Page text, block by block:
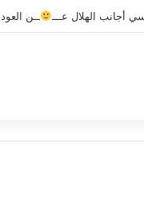
أجانب الهلال عـــ ــن